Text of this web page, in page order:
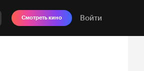
Смотреть кино Войти